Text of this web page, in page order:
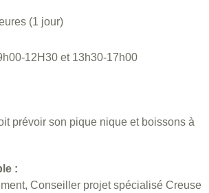
(1 jour)
12H30 et 13h30-17h00
prévoir son pique nique et boissons à
:
Conseiller projet spécialisé Creuse